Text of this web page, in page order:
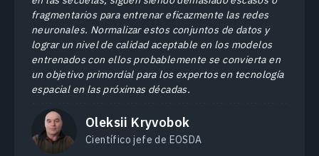
fragmentarios para entrenar eficazmente las redes
neuronales. Normalizar estos conjuntos de datos y
lograr un nivel de calidad aceptable en los modelos
entrenados con ellos probablemente se convierta en
un objetivo primordial para los expertos en tecnología
espacial en las próximas décadas.
Oleksii Kryvobok
Científico jefe de EOSDA